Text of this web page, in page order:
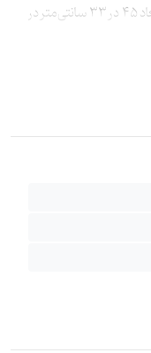
پارچهٔ کج‌راه است و به‌شیوهٔ چاپ سیلک و با ابعاد 45 در 33 سانتی‌متر در